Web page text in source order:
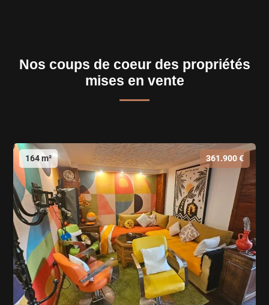
Nos coups de coeur des propriétés
mises en vente
164 m² 361.900 €